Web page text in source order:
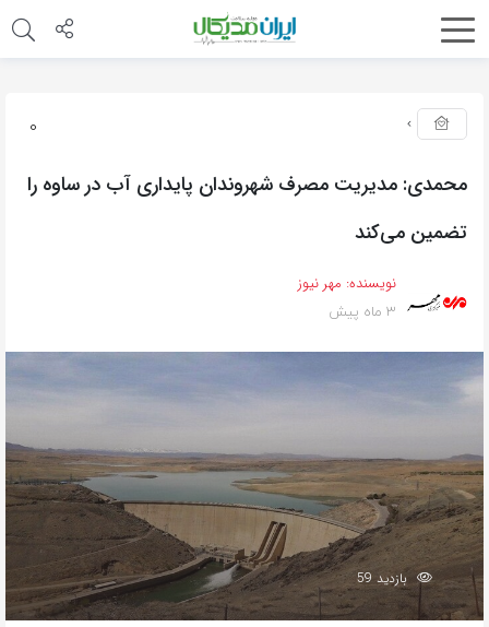
0
محمدی: مدیریت مصرف شهروندان پایداری آب در ساوه را
تضمین می‌کند
نویسنده: مهر نیوز
3 ماه پیش
بازدید 59